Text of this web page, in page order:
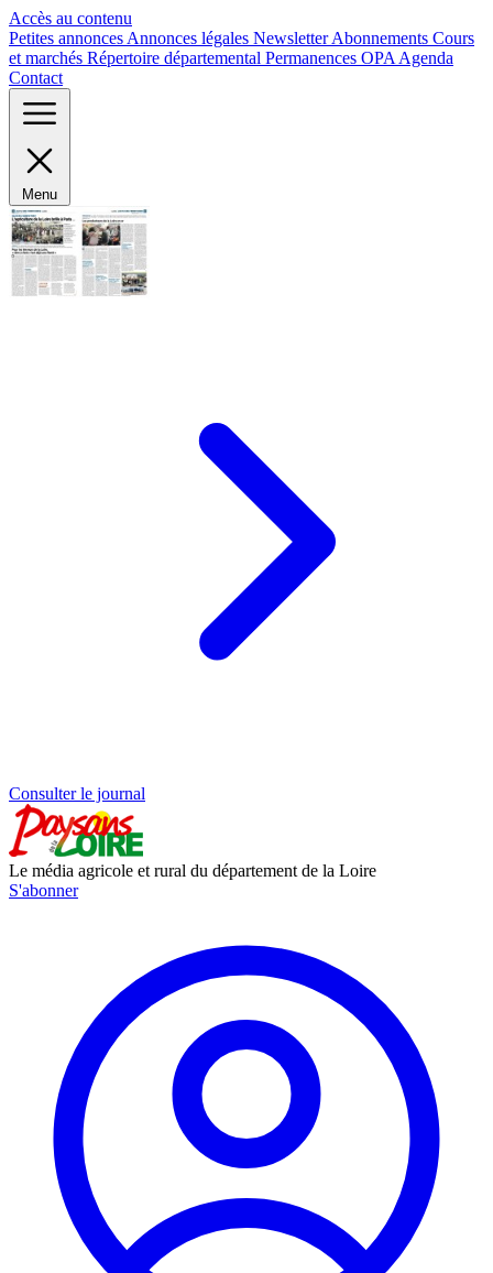
Accès au contenu
Petites annonces Annonces légales NewsletterAbonnements Cours
et marchés Répertoire départemental Permanences OPA Agenda
Contact
Menu
Consulter le journal
Le média agricole et rural du département de la Loire
S'abonner
Panneau de gestion des cookies